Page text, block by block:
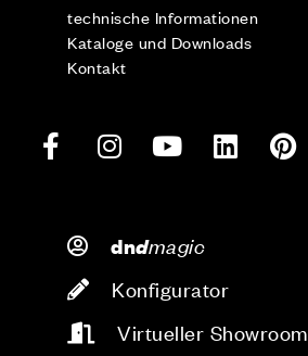
technische Informationen
Kataloge und Downloads
Kontakt
dndmagic
Konfigurator
Virtueller Showroom